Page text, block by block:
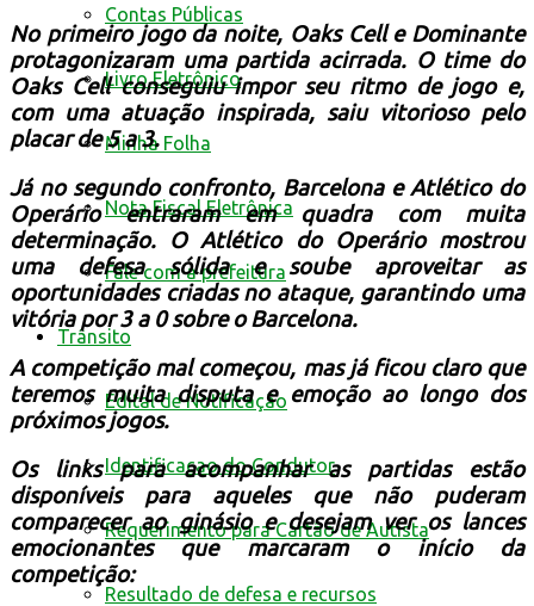
Contas Públicas
Livro Eletrônico
Minha Folha
Nota Fiscal Eletrônica
Fale com a prefeitura
Trânsito
Edital de Notificação
Identificacao do Condutor
Requerimento para Cartão de Autista
Resultado de defesa e recursos
No primeiro jogo da noite, Oaks Cell e Dominante
protagonizaram uma partida acirrada. O time do
Oaks Cell conseguiu impor seu ritmo de jogo e,
com uma atuação inspirada, saiu vitorioso pelo
placar de 5 a 3.
Já no segundo confronto, Barcelona e Atlético do
Operário entraram em quadra com muita
determinação. O Atlético do Operário mostrou
uma defesa sólida e soube aproveitar as
oportunidades criadas no ataque, garantindo uma
vitória por 3 a 0 sobre o Barcelona.
A competição mal começou, mas já ficou claro que
teremos muita disputa e emoção ao longo dos
próximos jogos.
Os links para acompanhar as partidas estão
disponíveis para aqueles que não puderam
comparecer ao ginásio e desejam ver os lances
emocionantes que marcaram o início da
competição: